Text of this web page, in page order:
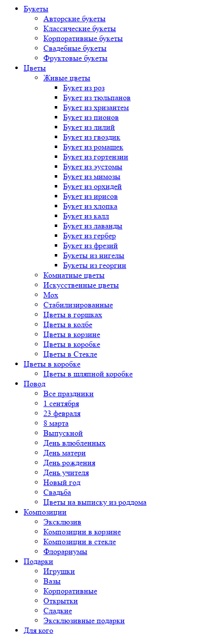
Букеты
Авторские букеты
Классические букеты
Корпоративные букеты
Свадебные букеты
Фруктовые букеты
Цветы
Живые цветы
Букет из роз
Букет из тюльпанов
Букет из хризантем
Букет из пионов
Букет из лилий
Букет из гвоздик
Букет из ромашек
Букет из гортензии
Букет из эустомы
Букет из мимозы
Букет из орхидей
Букет из ирисов
Букет из хлопка
Букет из калл
Букет из лаванды
Букет из гербер
Букет из фрезий
Букеты из нигелы
Букеты из георгин
Комнатные цветы
Искусственные цветы
Мох
Стабилизированные
Цветы в горшках
Цветы в колбе
Цветы в корзине
Цветы в коробке
Цветы в Стекле
Цветы в коробке
Цветы в шляпной коробке
Повод
Все праздники
1 сентября
23 февраля
8 марта
Выпускной
День влюбленных
День матери
День рождения
День учителя
Новый год
Свадьба
Цветы на выписку из роддома
Композиции
Эксклюзив
Композиции в корзине
Композиции в стекле
Флорариумы
Подарки
Игрушки
Вазы
Корпоративные
Открытки
Сладкие
Эксклюзивные подарки
Для кого